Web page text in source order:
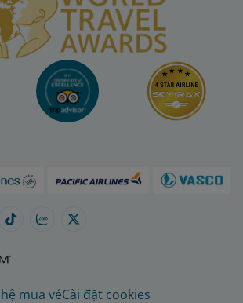
mua véCài đặt cookies